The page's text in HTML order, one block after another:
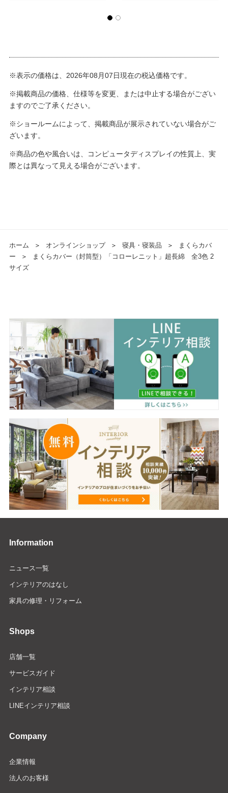
※表示の価格は、2026年08月07日現在の税込価格です。
※掲載商品の価格、仕様等を変更、または中止する場合がござい
ますのでご了承ください。
※ショールームによって、掲載商品が展示されていない場合がご
ざいます。
※商品の色や風合いは、コンピュータディスプレイの性質上、実
際とは異なって見える場合がございます。
ホーム ＞ オンラインショップ ＞ 寝具・寝装品 ＞
まくらカバ
ー
＞
まくらカバー（封筒型）「コローレニット」超長綿 全3色 2
サイズ
Information
ニュース一覧
インテリアのはなし
家具の修理・リフォーム
Shops
店舗一覧
サービスガイド
インテリア相談
LINEインテリア相談
Company
企業情報
法人のお客様